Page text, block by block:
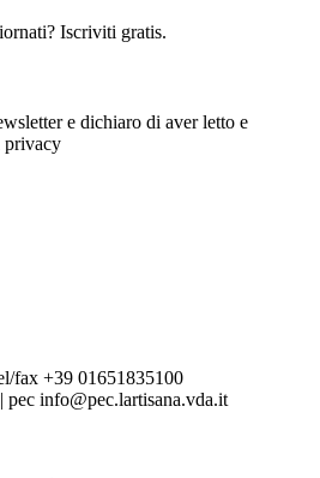
Iscriviti gratis.
e dichiaro di aver letto e
privacy
fax +39 01651835100
info@pec.lartisana.vda.it